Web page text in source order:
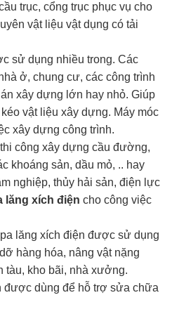
trục, cổng trục phục vụ cho
vật liệu vật dụng có tải
sử dụng nhiều trong. Các
ở, chung cư, các công trình
xây dựng lớn hay nhỏ. Giúp
vật liệu xây dựng. Máy móc
xây dựng công trình.
công xây dựng cầu đường,
khoáng sản, dầu mỏ, .. hay
nghiệp, thủy hải sản, điện lực
lăng xích điện cho công việc
lăng xích điện được sử dụng
hàng hóa, nâng vật nặng
tàu, kho bãi, nhà xưởng.
được dùng để hỗ trợ sửa chữa